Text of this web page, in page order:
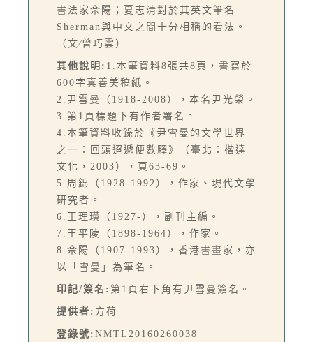
書法家佘陽；夏志清對於其英文筆名
Sherman與中文之間十分相稱的看法。
（文∕曾巧雲）
其他說明: 1.本筆資料8張共8頁，書寫於
600字真善美稿紙。
2.尹雪曼（1918-2008），本名尹光榮。
3.第1頁標題下有作者署名。
4.本筆資料收錄於《尹雪曼的文學世界
之一：回頭迢遞便數驛》（臺北：楷達
文化，2003），頁63-69。
5.周錦（1928-1992），作家、現代文學
研究者。
6.王理璜（1927-），副刊主編。
7.王平陵（1898-1964），作家。
8.佘陽（1907-1993），香港書畫家，亦
以「雪曼」為筆名。
印記/簽名: 第1頁右下角有尹雪曼簽名。
提供者: 方荷
登錄號: NMTL20160260038